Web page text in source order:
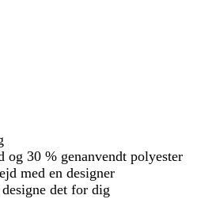
og 30 % genanvendt polyester
med en designer
det for dig